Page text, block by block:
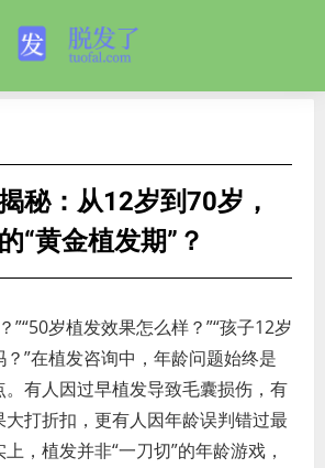
秘：从12岁到70岁，
“黄金植发期”？
”“50岁植发效果怎么样？”“孩子12岁
”在植发咨询中，年龄问题始终是
。有人因过早植发导致毛囊损伤，有
大打折扣，更有人因年龄误判错过最
，植发并非“一刀切”的年龄游戏，